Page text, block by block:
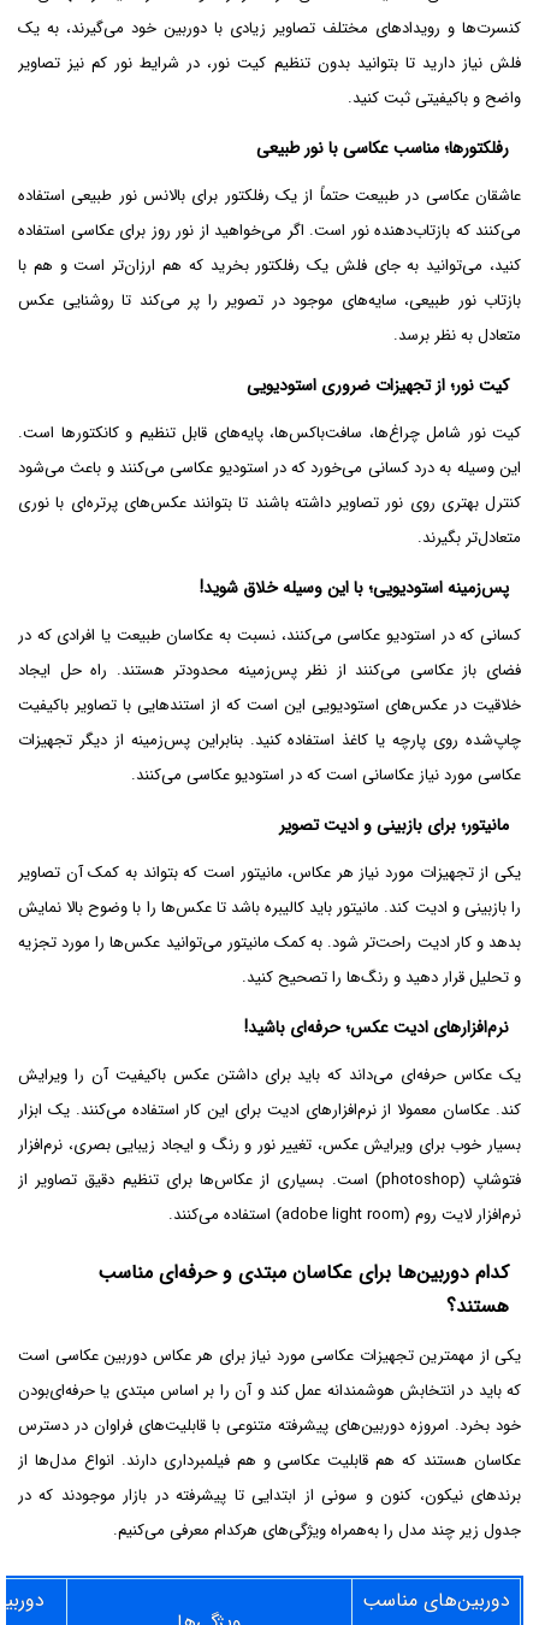
کنسرت‌ها و رویدادهای مختلف تصاویر زیادی با دوربین خود می‌گیرند، به یک
فلش نیاز دارید تا بتوانید بدون تنظیم کیت نور، در شرایط نور کم نیز تصاویر
واضح و باکیفیتی ثبت کنید.
رفلکتورها؛ مناسب عکاسی با نور طبیعی
عاشقان عکاسی در طبیعت حتماً از یک رفلکتور برای بالانس نور طبیعی استفاده
می‌کنند که بازتاب‌دهنده نور است. اگر می‌خواهید از نور روز برای عکاسی استفاده
کنید، می‌توانید به جای فلش یک رفلکتور بخرید که هم ارزان‌تر است و هم با
بازتاب نور طبیعی، سایه‌های موجود در تصویر را پر می‌کند تا روشنایی عکس
متعادل به نظر برسد.
کیت نور؛ از تجهیزات ضروری استودیویی
کیت نور شامل چراغ‌ها، سافت‌باکس‌ها، پایه‌های قابل تنظیم و کانکتورها است.
این وسیله به درد کسانی می‌خورد که در استودیو عکاسی می‌کنند و باعث می‌شود
کنترل بهتری روی نور تصاویر داشته باشند تا بتوانند عکس‌های پرتره‌ای با نوری
متعادل‌تر بگیرند.
پس‌زمینه استودیویی؛ با این وسیله خلاق شوید!
کسانی که در استودیو عکاسی می‌کنند، نسبت به عکاسان طبیعت یا افرادی که در
فضای باز عکاسی می‌کنند از نظر پس‌زمینه محدودتر هستند. راه حل ایجاد
خلاقیت در عکس‌های استودیویی این است که از استندهایی با تصاویر باکیفیت
چاپ‌شده روی پارچه یا کاغذ استفاده کنید. بنابراین پس‌زمینه از دیگر تجهیزات
عکاسی مورد نیاز عکاسانی است که در استودیو عکاسی می‌کنند.
مانیتور؛ برای بازبینی و ادیت تصویر
یکی از تجهیزات مورد نیاز هر عکاس، مانیتور است که بتواند به کمک آن تصاویر
را بازبینی و ادیت کند. مانیتور باید کالیبره باشد تا عکس‌ها را با وضوح بالا نمایش
بدهد و کار ادیت راحت‌تر شود. به کمک مانیتور می‌توانید عکس‌ها را مورد تجزیه
و تحلیل قرار دهید و رنگ‌ها را تصحیح کنید.
نرم‌افزارهای ادیت عکس؛ حرفه‌ای باشید!
یک عکاس حرفه‌ای می‌داند که باید برای داشتن عکس باکیفیت آن را ویرایش
کند. عکاسان معمولا از نرم‌افزارهای ادیت برای این کار استفاده می‌کنند. یک ابزار
بسیار خوب برای ویرایش عکس، تغییر نور و رنگ و ایجاد زیبایی بصری، نرم‌افزار
فتوشاپ (photoshop) است. بسیاری از عکاس‌ها برای تنظیم دقیق تصاویر از
نرم‌افزار لایت روم (adobe light room) استفاده می‌کنند.
کدام دوربین‌ها برای عکاسان مبتدی و حرفه‌ای مناسب
هستند؟
یکی از مهمترین تجهیزات عکاسی مورد نیاز برای هر عکاس دوربین عکاسی است
که باید در انتخابش هوشمندانه عمل کند و آن را بر اساس مبتدی یا حرفه‌ای‌بودن
خود بخرد. امروزه دوربین‌های پیشرفته متنوعی با قابلیت‌های فراوان در دسترس
عکاسان هستند که هم قابلیت عکاسی و هم فیلمبرداری دارند. انواع مدل‌ها از
برندهای نیکون، کنون و سونی از ابتدایی تا پیشرفته در بازار موجودند که در
جدول زیر چند مدل را به‌همراه ویژگی‌های هرکدام معرفی می‌کنیم.
دوربین‌های مناسب